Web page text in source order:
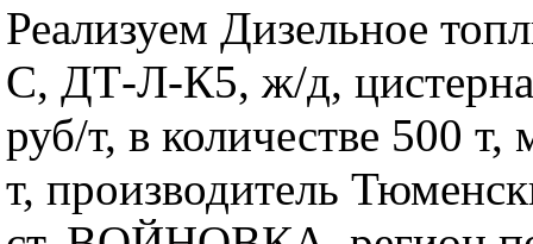
Реализуем Дизельное
C, ДТ-Л-К5, ж/д,
руб/т, в количестве 500
т, производитель